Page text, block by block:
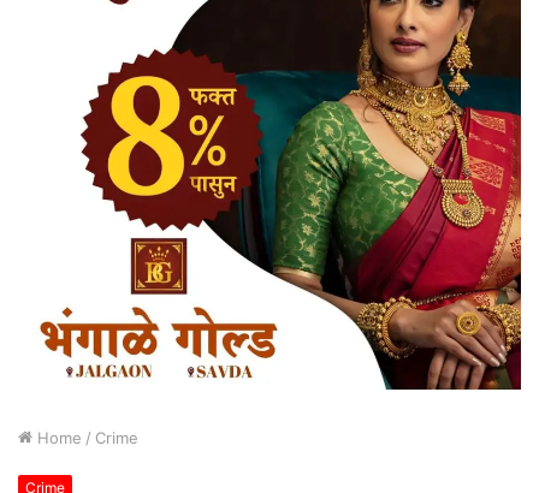
Home / Crime
Crime